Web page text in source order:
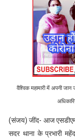
वैश्विक महामारी में अपनी
(संजय) जींद- आज एसडीएम
सदर थाना के प्रभारी